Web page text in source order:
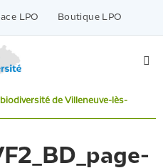
LPO Boutique LPO
de Villeneuve-lès-